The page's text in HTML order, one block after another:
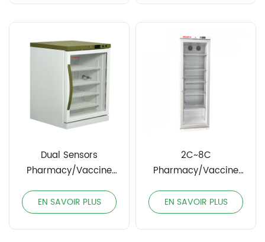
Dual Sensors
Pharmacy/Vaccine
EN SAVOIR PLUS
2C~8C
Pharmacy/Vaccine
Series
EN SAVOIR PLUS